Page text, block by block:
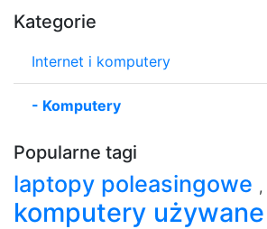
Kategorie
Internet i komputery
- Komputery
Popularne tagi
laptopy poleasingowe ,
komputery używane